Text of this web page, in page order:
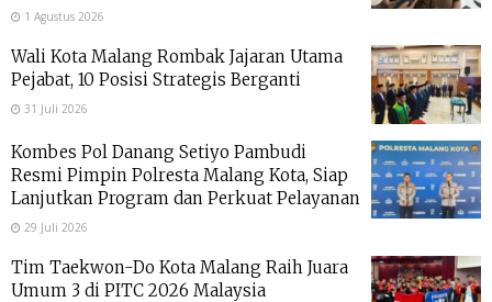
1 Agustus 2026
Wali Kota Malang Rombak Jajaran Utama
Pejabat, 10 Posisi Strategis Berganti
31 Juli 2026
Kombes Pol Danang Setiyo Pambudi
Resmi Pimpin Polresta Malang Kota, Siap
Lanjutkan Program dan Perkuat Pelayanan
29 Juli 2026
Tim Taekwon-Do Kota Malang Raih Juara
Umum 3 di PITC 2026 Malaysia